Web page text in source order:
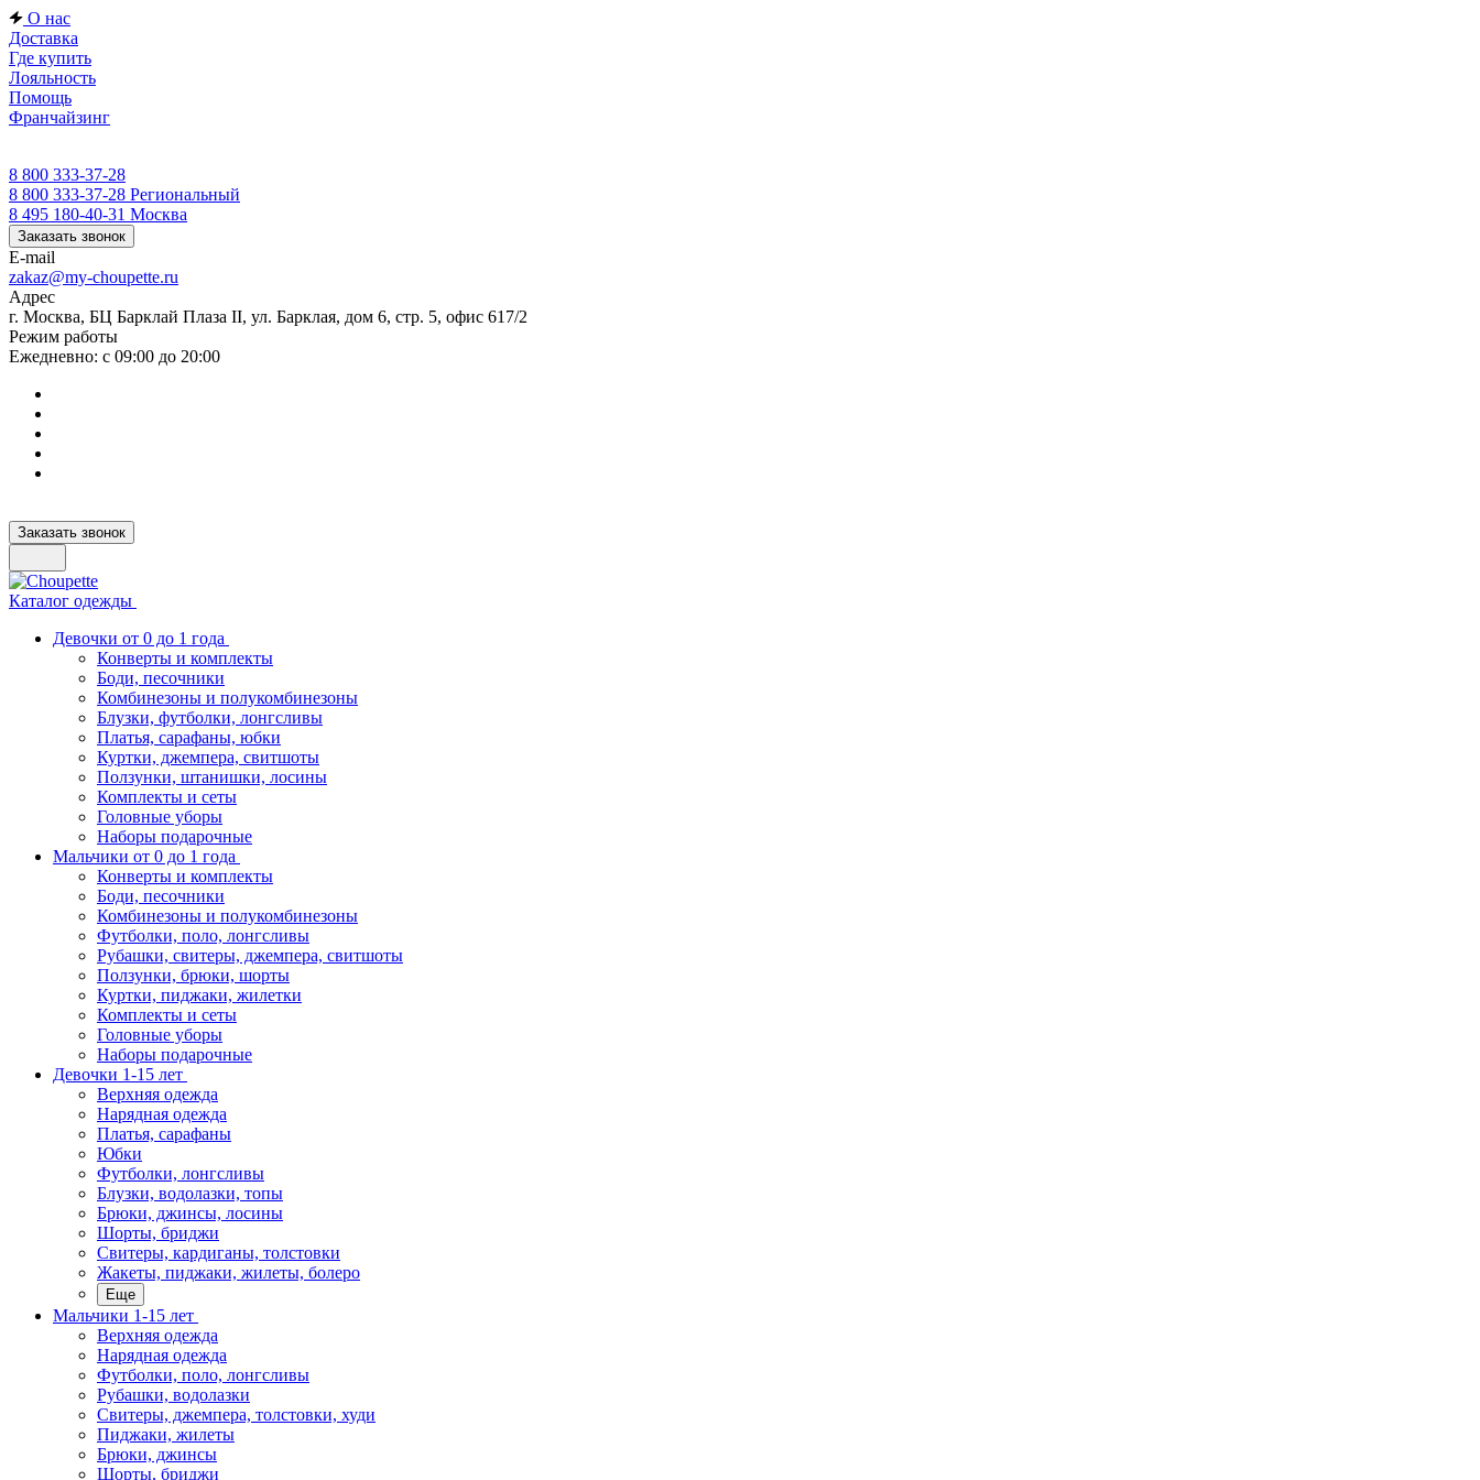
О нас
Доставка
Где купить
Лояльность
Помощь
Франчайзинг
8 800 333-37-28
8 800 333-37-28 Региональный
8 495 180-40-31 Москва
Заказать звонок
E-mail
zakaz@my-choupette.ru
Адрес
г. Москва, БЦ Барклай Плаза II, ул. Барклая, дом 6, стр. 5, офис 617/2
Режим работы
Ежедневно: с 09:00 до 20:00
Заказать звонок
Каталог одежды
Девочки от 0 до 1 года
Конверты и комплекты
Боди, песочники
Комбинезоны и полукомбинезоны
Блузки, футболки, лонгсливы
Платья, сарафаны, юбки
Куртки, джемпера, свитшоты
Ползунки, штанишки, лосины
Комплекты и сеты
Головные уборы
Наборы подарочные
Мальчики от 0 до 1 года
Конверты и комплекты
Боди, песочники
Комбинезоны и полукомбинезоны
Футболки, поло, лонгсливы
Рубашки, свитеры, джемпера, свитшоты
Ползунки, брюки, шорты
Куртки, пиджаки, жилетки
Комплекты и сеты
Головные уборы
Наборы подарочные
Девочки 1-15 лет
Верхняя одежда
Нарядная одежда
Платья, сарафаны
Юбки
Футболки, лонгсливы
Блузки, водолазки, топы
Брюки, джинсы, лосины
Шорты, бриджи
Свитеры, кардиганы, толстовки
Жакеты, пиджаки, жилеты, болеро
Еще
Мальчики 1-15 лет
Верхняя одежда
Нарядная одежда
Футболки, поло, лонгсливы
Рубашки, водолазки
Свитеры, джемпера, толстовки, худи
Пиджаки, жилеты
Брюки, джинсы
Шорты, бриджи